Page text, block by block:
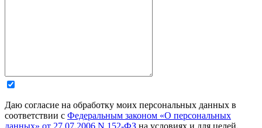
Даю согласие на обработку моих персональных данных в
соответствии c Федеральным законом «О персональных
данных» от 27.07.2006 N 152-ФЗ на условиях и для целей,